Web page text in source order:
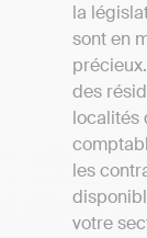
la
sont en
des
localités
les
votre